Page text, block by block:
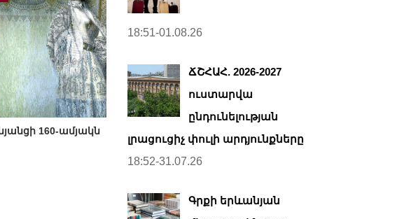
160-ամյակն
18:51-01.08.26
ՃՇՀԱՀ. 2026-2027
ուստարվա
ընդունելության
լրացուցիչ փուլի արդյունքները
18:52-31.07.26
Գրքի երևանյան